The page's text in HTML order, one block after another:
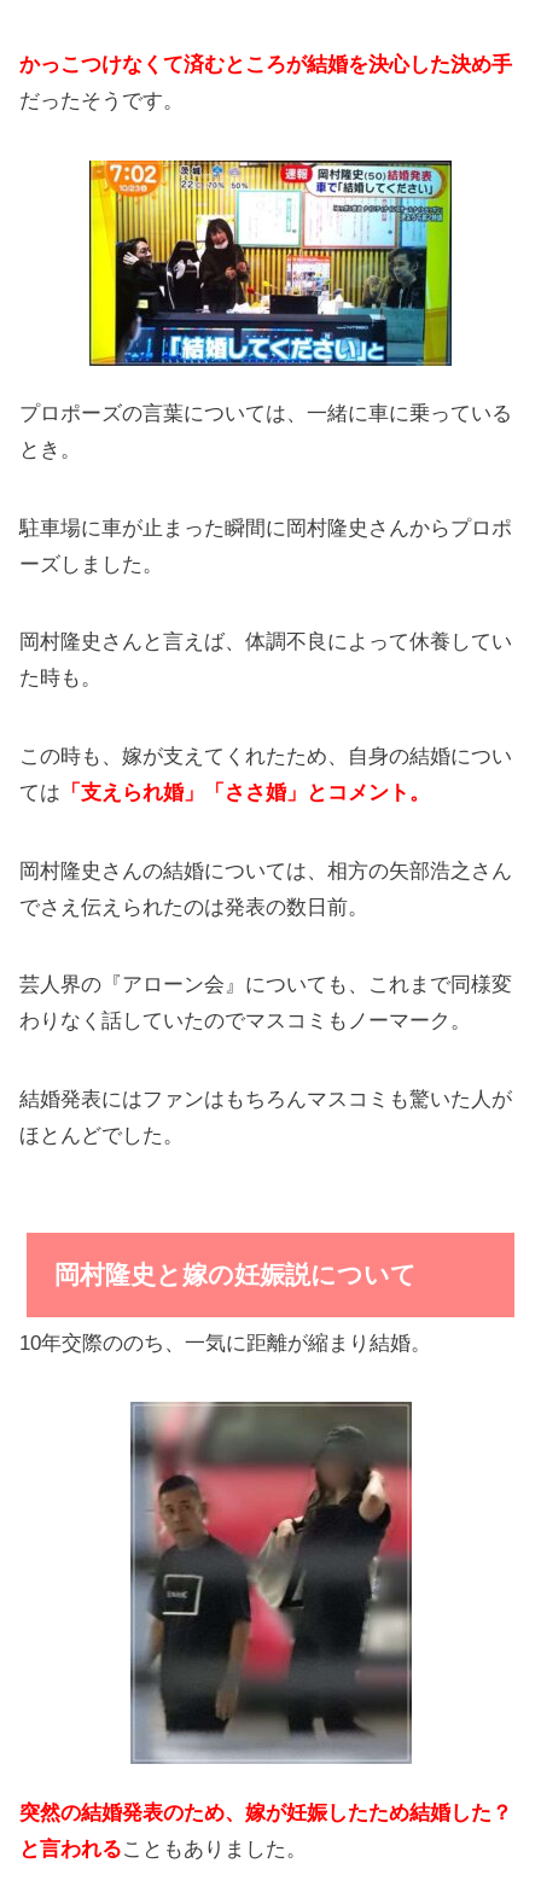
かっこつけなくて済むところが結婚を決心した決め手
だったそうです。
プロポーズの言葉については、一緒に車に乗っている
とき。
駐車場に車が止まった瞬間に岡村隆史さんからプロポ
ーズしました。
岡村隆史さんと言えば、体調不良によって休養してい
た時も。
この時も、嫁が支えてくれたため、自身の結婚につい
ては 「支えられ婚」「ささ婚」とコメント。
岡村隆史さんの結婚については、相方の矢部浩之さん
でさえ伝えられたのは発表の数日前。
芸人界の『アローン会』についても、これまで同様変
わりなく話していたのでマスコミもノーマーク。
結婚発表にはファンはもちろんマスコミも驚いた人が
ほとんどでした。
岡村隆史と嫁の妊娠説について
10年交際ののち、一気に距離が縮まり結婚。
突然の結婚発表のため、嫁が妊娠したため結婚した？
と言われることもありました。